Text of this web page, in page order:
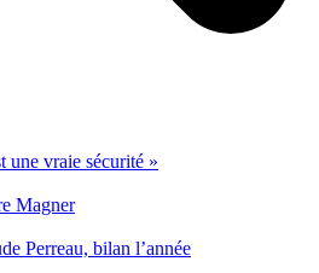
une vraie sécurité »
Magner
Perreau, bilan l’année